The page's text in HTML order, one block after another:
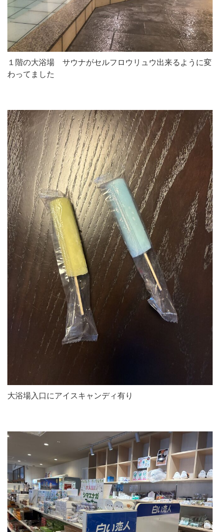
１階の大浴場 サウナがセルフロウリュウ出来るように変
わってました
大浴場入口にアイスキャンディ有り